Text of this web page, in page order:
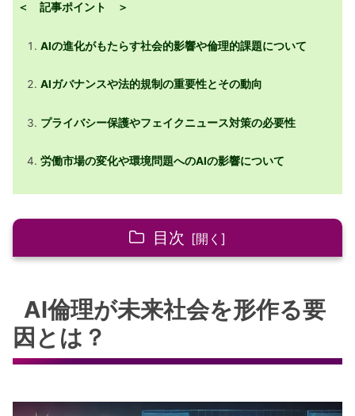
＜ 記事ポイント ＞
AIの進化がもたらす社会的影響や倫理的課題について
AIガバナンスや法的規制の重要性とその動向
プライバシー保護やフェイクニュース対策の必要性
労働市場の変化や環境問題へのAIの影響について
目次
AI技術の進化が倫理に与える影響と未
来社会への適応
AIの社会的影響と法規制の今後
バナンスの課題
AI倫理が未来社会を形作る要
因とは？